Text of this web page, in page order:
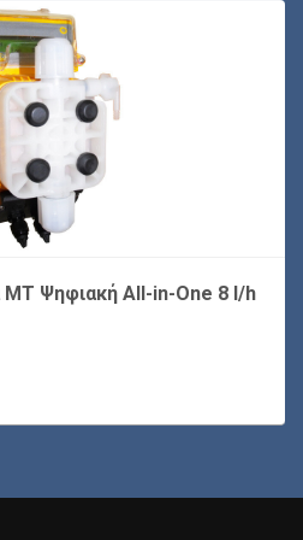
MT Ψηφιακή All-in-One 8 l/h